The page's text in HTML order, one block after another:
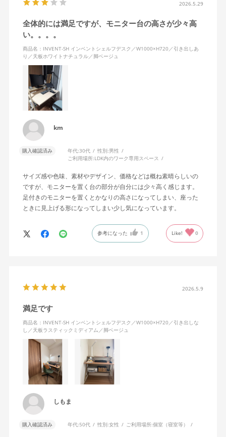
2026.5.29
全体的には満足ですが、モニター台の高さが少々高
い。。。。
商品名：INVENT-SH インベントシェルフデスク／W1000×H720／引き出しあ
り／天板ホワイトナチュラル／脚ベージュ
km
購入確認済み 年代:30代 性別:男性
ご利用場所:LDK内のワーク専用スペース
サイズ感や色味、素材やデザイン、価格などは概ね素晴らしいの
ですが、モニターを置く台の部分が自分には少々高く感じます。
足付きのモニターを置くとかなりの高さになってしまい、座った
ときに見上げる形になってしまい少し気になっています。
参考になった 1 Like! 0
2026.5.9
満足です
商品名：INVENT-SH インベントシェルフデスク／W1000×H720／引き出しな
し／天板ラスティックミディアム／脚ベージュ
しもま
購入確認済み 年代:50代 性別:女性 ご利用場所:個室（寝室等）